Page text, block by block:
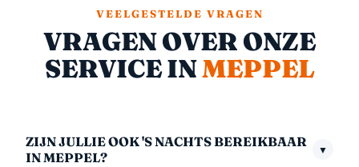
VEELGESTELDE VRAGEN
VRAGEN OVER ONZE
SERVICE INMEPPEL
ZIJN JULLIE OOK 'S NACHTS BEREIKBAAR
IN MEPPEL?
▼